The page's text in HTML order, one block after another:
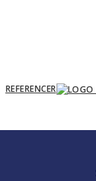
REFERENCER